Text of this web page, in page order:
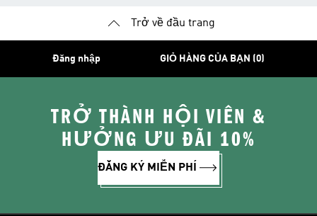
Trở về đầu trang
Đăng nhập GIỎ HÀNG CỦA BẠN (0)
TRỞ THÀNH HỘI VIÊN &
HƯỞNG ƯU ĐÃI 10%
ĐĂNG KÝ MIỄN PHÍ